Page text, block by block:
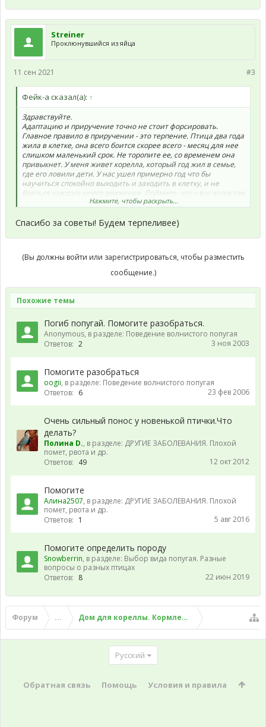
Streiner
Проклюнувшийся из яйца
#3
11 сен 2021
Фейк-а сказал(а): ↑
Здравствуйте.
Адаптацию и приручение точно не стоит форсировать.
Главное правило в приручении - это терпение. Птица два года
жила в клетке, она всего боится скорее всего - месяц для нее
слишком маленький срок. Не торопите ее, со временем она
привыкнет. У меня живет корелла, который год жил в семье,
где его ловили дети. У нас ушел примерно год что бы
научиться спокойно выходить и заходить в клетку, и не
бояться каждого моего движения. Поймите, что у вас взрослая
напуганная птица - это не простой случай приручения.
http://parrots.ru/threads/Приручение.11313/почитайте тему о
http://parrots.ru/threads/faq-ОТВЕТЫ-НА-ЧАСТО-ЗАДАВАЕМЫЕ-
А вот к врачу обратиться для обследования я бы, конечно,
рекомендовала. Если в вашем городе есть врачи, которые
могут правильно обследовать птицу -тут список врачей,
которые могут вам помочь -из нашего списка.
Давать успокоительное, как и любые лекарства без
назначения опытного вет врача не стоит.
Нажмите, чтобы раскрыть...
Спасибо за советы! Будем терпеливее)
(Вы должны войти или зарегистрироваться, чтобы разместить
сообщение.)
Похожие темы
Погиб попугай. Помогите разобраться.
Anonymous, в разделе: Поведение волнистого попугая
Ответов: 2 3 ноя 2003
Помогите разобраться
oogii, в разделе: Поведение волнистого попугая
Ответов: 6 23 фев 2006
Очень сильный понос у новенькой птички.Что
делать?
Полинa D., в разделе: ДРУГИЕ ЗАБОЛЕВАНИЯ. Плохой
помет, рвота и др.
Ответов: 49 12 окт 2012
Помогите
Алина2507, в разделе: ДРУГИЕ ЗАБОЛЕВАНИЯ. Плохой
помет, рвота и др.
Ответов: 1 5 авг 2016
Помогите определить породу
Snowberrin, в разделе: Выбор вида попугая. Разные
вопросы о разных птицах
Ответов: 8 22 июн 2019
Форум ... Дом для кореллы. Кормление корелл.
Русский
Обратная связь Помощь Условия и правила